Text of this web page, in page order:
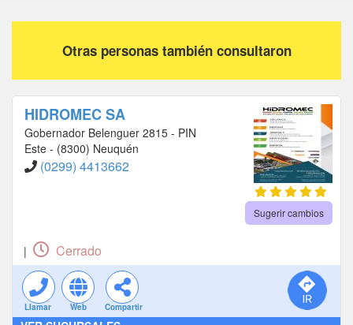
Otras personas también consultaron
HIDROMEC SA
Gobernador Belenguer 2815 - PIN
Este - (8300) Neuquén
(0299) 4413662
Sugerir cambios
| Cerrado
Llamar Web Compartir